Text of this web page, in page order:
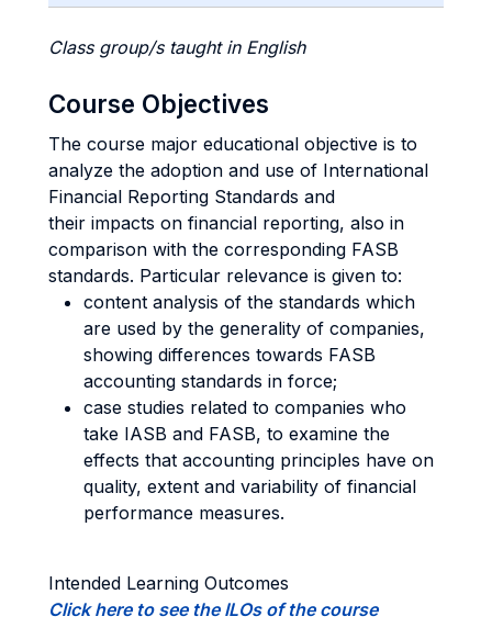
Class group/s taught in English
Course Objectives
The course major educational objective is to
analyze the adoption and use of International
Financial Reporting Standards and
their impacts on financial reporting, also in
comparison with the corresponding FASB
standards. Particular relevance is given to:
content analysis of the standards which
are used by the generality of companies,
showing differences towards FASB
accounting standards in force;
case studies related to companies who
take IASB and FASB, to examine the
effects that accounting principles have on
quality, extent and variability of financial
performance measures.
Intended Learning Outcomes
Click here to see the ILOs of the course